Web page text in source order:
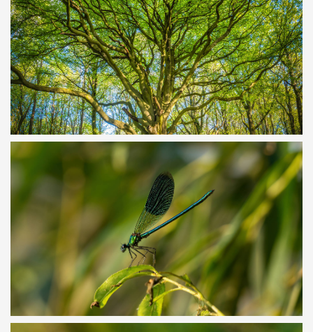
T'AS VU TA TROGNE ?
VOUS AVEZ DIT CALOPTÉRYX ?!